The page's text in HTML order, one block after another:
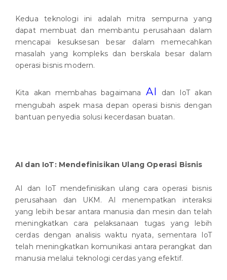
Kedua teknologi ini adalah mitra sempurna yang
dapat membuat dan membantu perusahaan dalam
mencapai kesuksesan besar dalam memecahkan
masalah yang kompleks dan berskala besar dalam
operasi bisnis modern.
Kita akan membahas bagaimana AI
dan IoT akan
mengubah aspek masa depan operasi bisnis dengan
bantuan penyedia solusi kecerdasan buatan.
AI dan IoT: Mendefinisikan Ulang Operasi Bisnis
AI dan IoT mendefinisikan ulang cara operasi bisnis
perusahaan dan UKM. AI menempatkan interaksi
yang lebih besar antara manusia dan mesin dan telah
meningkatkan cara pelaksanaan tugas yang lebih
cerdas dengan analisis waktu nyata, sementara IoT
telah meningkatkan komunikasi antara perangkat dan
manusia melalui teknologi cerdas yang efektif.